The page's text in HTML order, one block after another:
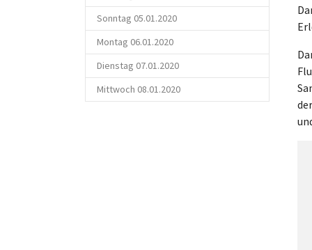
Sonntag 05.01.2020
Montag 06.01.2020
Dienstag 07.01.2020
Mittwoch 08.01.2020